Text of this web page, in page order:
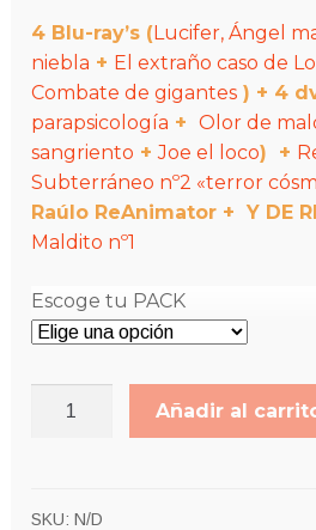
4 Blu-ray’s(Lucifer, Ángel
niebla + El extraño caso de
Combate de gigantes) + 4
parapsicología + Olor de
sangriento +Joe el loco) +
Subterráneo nº2 «terror
Raúlo ReAnimator + Y DE
Maldito nº1
Escoge tu PACK
cantidad
Añadir al
SKU: N/D